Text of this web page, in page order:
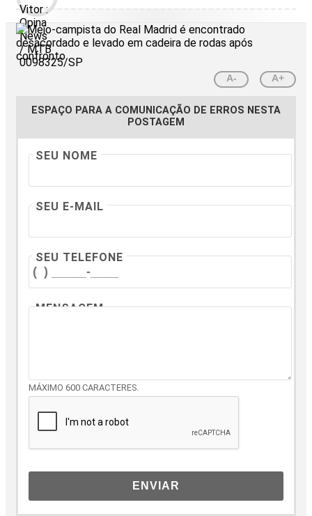
A- A+
ESPAÇO PARA A COMUNICAÇÃO DE ERROS NESTA
POSTAGEM
SEU NOME
SEU E-MAIL
SEU TELEFONE
MENSAGEM
MÁXIMO 600 CARACTERES.
ENVIAR